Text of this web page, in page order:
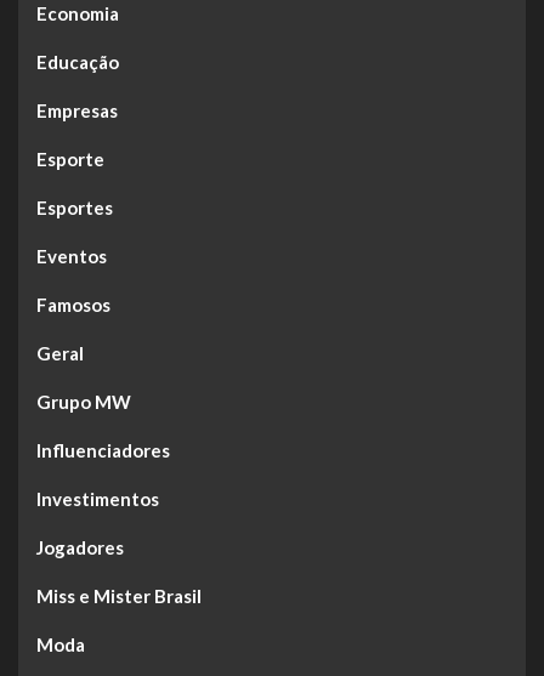
Economia
Educação
Empresas
Esporte
Esportes
Eventos
Famosos
Geral
Grupo MW
Influenciadores
Investimentos
Jogadores
Miss e Mister Brasil
Moda